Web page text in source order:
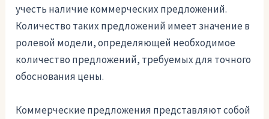
учесть наличие коммерческих предложений.
Количество таких предложений имеет значение в
ролевой модели, определяющей необходимое
количество предложений, требуемых для точного
обоснования цены.
Коммерческие предложения представляют собой